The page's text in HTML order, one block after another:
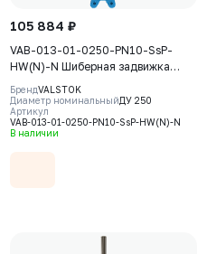
105 884 ₽
VAB-013-01-0250-PN10-SsP-
HW(N)-N Шиберная задвижка
Valstok, серия VAB, DN0250, PN10,
штурвал, невыдвижной шток,
корпус GJS-400-15 (GGG40), нож
AISI304, седловое уплотнение
БрендVALSTOK
Диаметр номинальныйДУ 250
Артикул
VAB-013-01-0250-PN10-SsP-HW(N)-N
В наличии